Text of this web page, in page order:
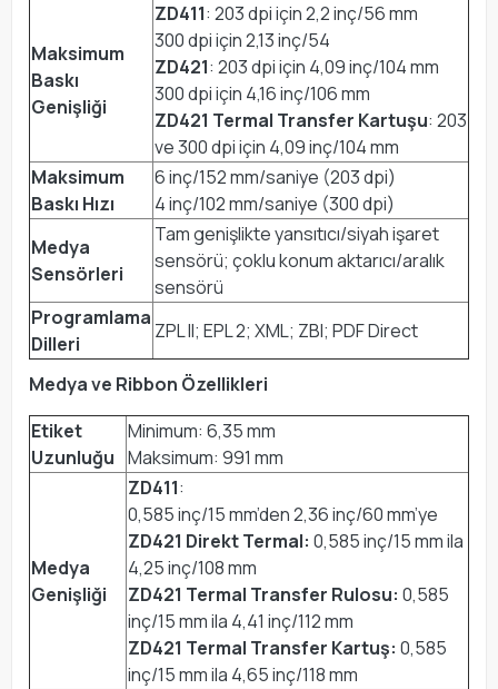
Maksimum
Baskı
Genişliği
ZD411: 203 dpi için 2,2 inç/56 mm
300 dpi için 2,13 inç/54
ZD421: 203 dpi için 4,09 inç/104 mm
300 dpi için 4,16 inç/106 mm
ZD421 Termal Transfer Kartuşu: 203
ve 300 dpi için 4,09 inç/104 mm
Maksimum
Baskı Hızı
6 inç/152 mm/saniye (203 dpi)
4 inç/102 mm/saniye (300 dpi)
Medya
Sensörleri
Tam genişlikte yansıtıcı/siyah işaret
sensörü; çoklu konum aktarıcı/aralık
sensörü
Programlama
Dilleri
ZPL II; EPL 2; XML; ZBI; PDF Direct
Medya ve Ribbon Özellikleri
Etiket
Uzunluğu
Minimum: 6,35 mm
Maksimum: 991 mm
Medya
Genişliği
ZD411:
0,585 inç/15 mm’den 2,36 inç/60 mm’ye
ZD421 Direkt Termal: 0,585 inç/15 mm ila
4,25 inç/108 mm
ZD421 Termal Transfer Rulosu: 0,585
inç/15 mm ila 4,41 inç/112 mm
ZD421 Termal Transfer Kartuş: 0,585
inç/15 mm ila 4,65 inç/118 mm